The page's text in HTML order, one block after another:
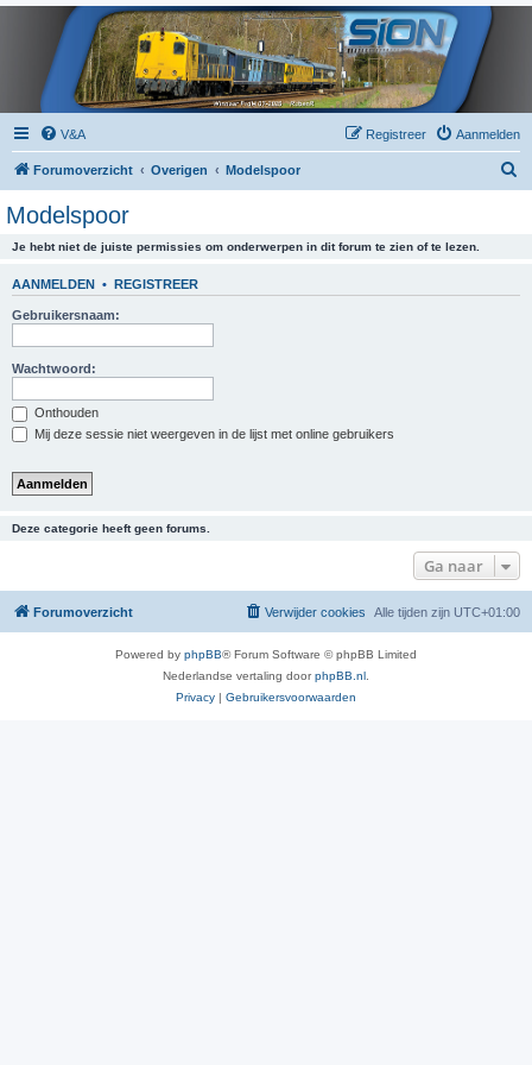
V&A Aanmelden
Registreer
Forumoverzicht Overigen Modelspoor
Modelspoor
Je hebt niet de juiste permissies om onderwerpen in dit forum te zien of te lezen.
AANMELDEN • REGISTREER
Gebruikersnaam:
Wachtwoord:
Onthouden
Mij deze sessie niet weergeven in de lijst met online gebruikers
Deze categorie heeft geen forums.
Ga naar
Forumoverzicht Alle tijden zijn UTC+01:00
Verwijder cookies
Powered by phpBB® Forum Software © phpBB Limited
Nederlandse vertaling doorphpBB.nl.
Privacy | Gebruikersvoorwaarden